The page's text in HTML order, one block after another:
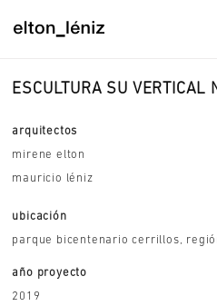
ESCULTURA SU VERTICAL
arquitectos
mirene elton
mauricio léniz
ubicación
parque bicentenario cerrillos,
año proyecto
2019